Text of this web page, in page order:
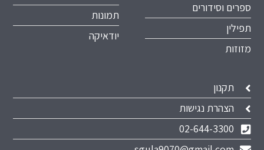
ספרים וסידורים
תפילין
מזוזות
תמונות
יודאיקה
תקנון
הצהרת נגישות
02-644-3300